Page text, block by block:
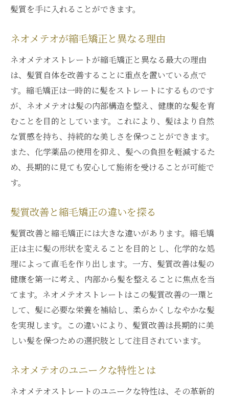
髪質を手に入れることができます。
ネオメテオが縮毛矯正と異なる理由
ネオメテオストレートが縮毛矯正と異なる最大の理由
は、髪質自体を改善することに重点を置いている点で
す。縮毛矯正は一時的に髪をストレートにするものです
が、ネオメテオは髪の内部構造を整え、健康的な髪を育
むことを目的としています。これにより、髪はより自然
な質感を持ち、持続的な美しさを保つことができます。
また、化学薬品の使用を抑え、髪への負担を軽減するた
め、長期的に見ても安心して施術を受けることが可能で
す。
髪質改善と縮毛矯正の違いを探る
髪質改善と縮毛矯正には大きな違いがあります。縮毛矯
正は主に髪の形状を変えることを目的とし、化学的な処
理によって直毛を作り出します。一方、髪質改善は髪の
健康を第一に考え、内部から髪を整えることに焦点を当
てます。ネオメテオストレートはこの髪質改善の一環と
して、髪に必要な栄養を補給し、柔らかくしなやかな髪
を実現します。この違いにより、髪質改善は長期的に美
しい髪を保つための選択肢として注目されています。
ネオメテオのユニークな特性とは
ネオメテオストレートのユニークな特性は、その革新的